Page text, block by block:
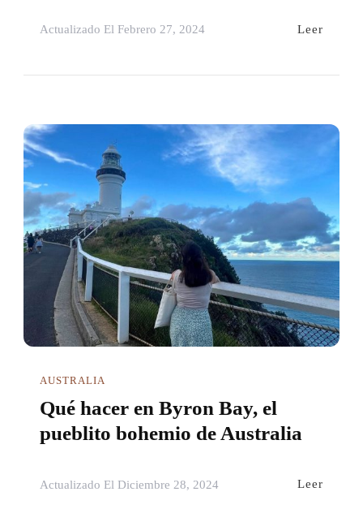
Actualizado El Febrero 27, 2024 Leer
AUSTRALIA
Qué hacer en Byron Bay, el
pueblito bohemio de Australia
Actualizado El Diciembre 28, 2024 Leer